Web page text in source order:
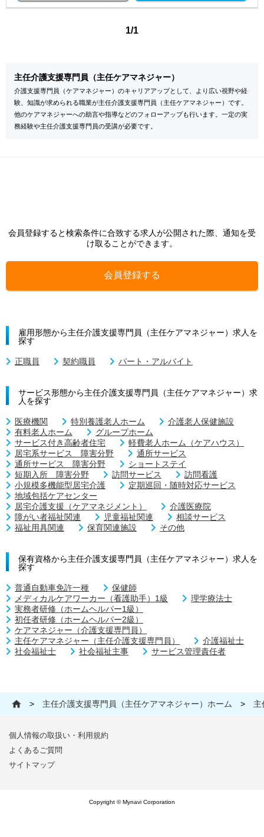
1/1
主任介護支援専門員（主任ケアマネジャー）
介護支援専門員（ケアマネジャー）のキャリアアップとして、より広い視野や経
験、知識が求められる職業が主任介護支援専門員（主任ケアマネジャー）です。
他のケアマネジャーへの助言や指導などのフォローアップも行います。一定の実
務経験や主任介護支援専門員の受講が必要です。
会員登録すると検索条件に合致する求人が公開された際、通知を受
け取ることができます。
会員登録する
雇用形態から主任介護支援専門員（主任ケアマネジャー）求人を
探す
正職員 契約職員 パート・アルバイト
サービス形態から主任介護支援専門員（主任ケアマネジャー）求
人を探す
医療機関 特別養護老人ホーム
介護老人保健施設
有料老人ホーム
グループホーム
サービス付き高齢者住宅
軽費老人ホーム（ケアハウス）
居宅系サービス 障害分野
通所サービス
通所サービス 障害分野
ショートステイ
短期入所 障害分野
訪問サービス
訪問看護
小規模多機能型居宅介護
定期巡回・随時対応サービス
地域包括ケアセンター
居宅介護支援（ケアマネジメント）
介護医療院
障がい者福祉関連
児童福祉関連
相談サービス
福祉用具関連
保育関連施設 その他
保有資格から主任介護支援専門員（主任ケアマネジャー）求人を
探す
普通自動車免許一種
保健師
メディカルケアワーカー（看護助手）1級
理学療法士
実務者研修（ホームヘルパー1級）
初任者研修（ホームヘルパー2級）
ケアマネジャー（介護支援専門員）
主任ケアマネジャー（主任介護支援専門員）
介護福祉士
社会福祉士
社会福祉主事 サービス管理責任者
> 主任介護支援専門員（主任ケアマネジャー）ホーム > 主
個人情報の取扱い・利用規約
よくあるご質問
サイトマップ
Copyright © Mynavi Corporation